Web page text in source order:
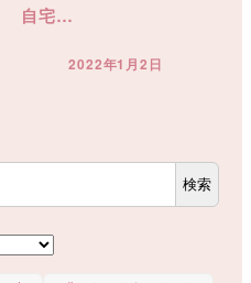
自宅…
投稿日
2022年1月2日
検索